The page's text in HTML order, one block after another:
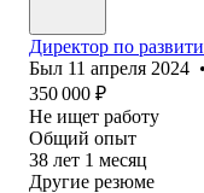
Директор по
Был 11 апреля 2024 •
350 000 ₽
Не ищет работу
Общий опыт
38 лет 1 месяц
Другие резюме